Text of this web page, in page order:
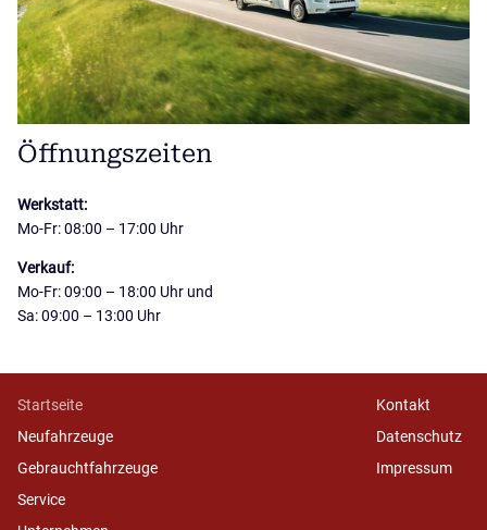
Öffnungszeiten
Werkstatt:
Mo-Fr: 08:00 – 17:00 Uhr
Verkauf:
Mo-Fr: 09:00 – 18:00 Uhr und
Sa: 09:00 – 13:00 Uhr
Navigation
überspringen
Startseite
Neufahrzeuge
Gebrauchtfahrzeuge
Service
Navigation
überspringen
Kontakt
Datenschutz
Impressum